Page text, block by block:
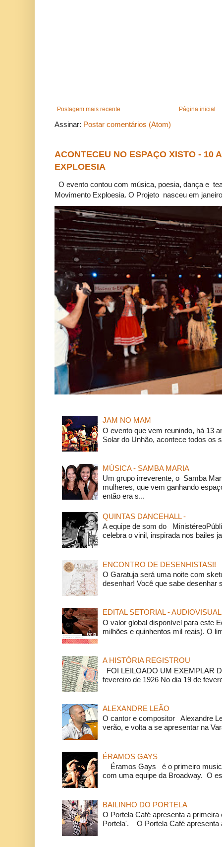
Postagem mais recente Página inicial
Assinar: Postar comentários (Atom)
ACONTECEU NO ESPAÇO XISTO - 10
EXPLOESIA
O evento contou com música, poesia, dança e
Movimento Exploesia. O Projeto nasceu em
JAM NO MAM
O evento que vem reunindo, há 13
Solar do Unhão, acontece todos os
MÚSICA - SAMBA MARIA
Um grupo irreverente, o Samba
mulheres, que vem ganhando
então era s...
QUINTAS DANCEHALL -
A equipe de som do
celebra o vinil, inspirada nos bailes
ENCONTRO DE DESENHISTAS!!
O Garatuja será uma noite com
desenhar! Você que sabe desenhar
EDITAL SETORIAL - AUDIOVISUAL
O valor global disponível para este
milhões e quinhentos mil reais). O
A HISTÓRIA REGISTROU
FOI LEILOADO UM EXEMPLAR
fevereiro de 1926 No dia 19 de
ALEXANDRE LEÃO
O cantor e compositor Alexandre
verão, e volta a se apresentar na
ÉRAMOS GAYS
Éramos Gays é o primeiro
com uma equipe da Broadway. O
BAILINHO DO PORTELA
O Portela Café apresenta a
Portela'. O Portela Café apresenta